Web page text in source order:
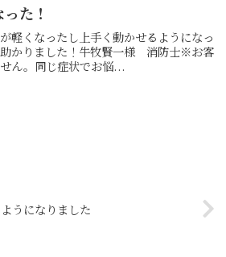
た！
軽くなったし上手く動かせるようになっ
助かりました！牛牧賢一様 消防士※お客
ん。同じ症状でお悩...
うになりました